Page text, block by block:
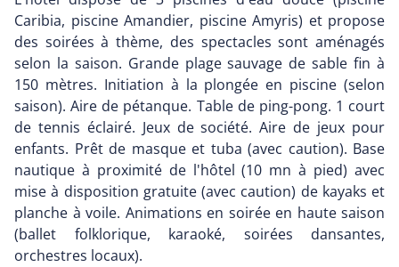
Caribia, piscine Amandier, piscine Amyris) et propose
des soirées à thème, des spectacles sont aménagés
selon la saison. Grande plage sauvage de sable fin à
150 mètres. Initiation à la plongée en piscine (selon
saison). Aire de pétanque. Table de ping-pong. 1 court
de tennis éclairé. Jeux de société. Aire de jeux pour
enfants. Prêt de masque et tuba (avec caution). Base
nautique à proximité de l'hôtel (10 mn à pied) avec
mise à disposition gratuite (avec caution) de kayaks et
planche à voile. Animations en soirée en haute saison
(ballet folklorique, karaoké, soirées dansantes,
orchestres locaux).